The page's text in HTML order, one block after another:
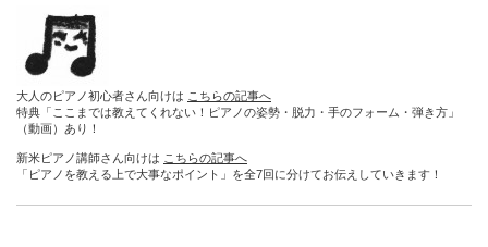
大人のピアノ初心者さん向けは こちらの記事へ
特典「ここまでは教えてくれない！ピアノの姿勢・脱力・手のフォーム・弾き方」
（動画）あり！
新米ピアノ講師さん向けは こちらの記事へ
「ピアノを教える上で大事なポイント」を全7回に分けてお伝えしていきます！